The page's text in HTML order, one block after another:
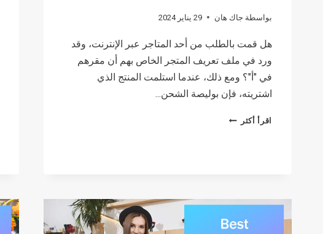
بواسطة جاك هان 29 يناير 2024
هل قمت بالطلب من أحد المتاجر عبر الإنترنت، وقد
ورد في ملف تعريف المتجر الخاص بهم أن مقرهم
في "أ"؟ ومع ذلك، عندما استلمت المنتج الذي
اشتريته، فإن بوليصة الشحن...
اقرأ أكثر
هل
دروبشيبينغ؟